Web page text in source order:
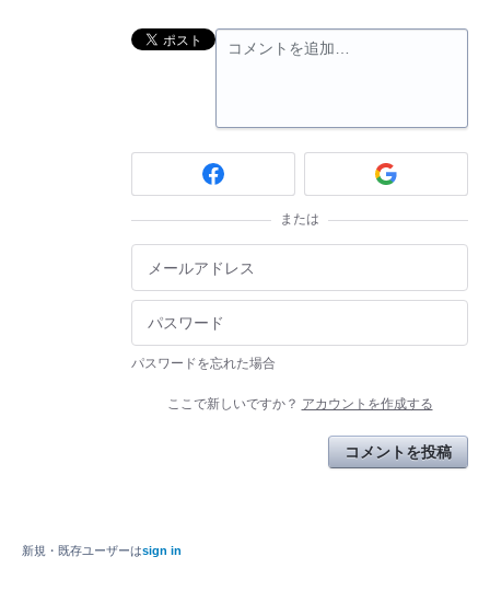
コメントを追加…
または
パスワードを忘れた場合
ここで新しいですか？ アカウントを作成する
コメントを投稿
新規・既存ユーザーはsign in